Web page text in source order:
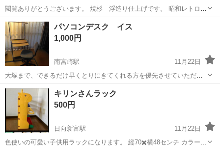
閲覧ありがとうございます。 焼杉 浮造り仕上げです。 昭和レトロ好
きな方どうぞ 3段目引き出し汚れあり 神経質な方の購入はお控えくだ
さい
宮崎 都城市 収納家具
パソコンデスク イス
1,000円
南宮崎駅
11月22日
大塚まで、できるだけ早くとりにきてくれる方を優先させていただき
ます。 よろしくおねがいします。
宮崎 宮崎市 南宮崎駅 収納家具
キリンさんラック
500円
日向新富駅
11月22日
色使いの可愛い子供用ラックになります。 縦70✖️横48センチ カラー